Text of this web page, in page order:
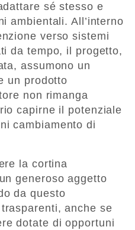
sé stesso e
ambientali. All’interno
verso sistemi
da tempo, il progetto,
assumono un
un prodotto
non rimanga
capirne il potenziale
cambiamento di
la cortina
generoso aggetto
da questo
anche se
dotate di opportuni